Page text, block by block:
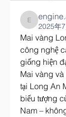
2025年
Mai vàng
công nghệ
giống hiện
Mai vàng và
tại Long An
biểu tượng
Nam –